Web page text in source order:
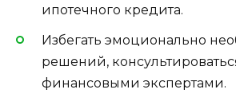
ипотечного кредита.
Избегать эмоционально
решений,
финансовыми экспертами.